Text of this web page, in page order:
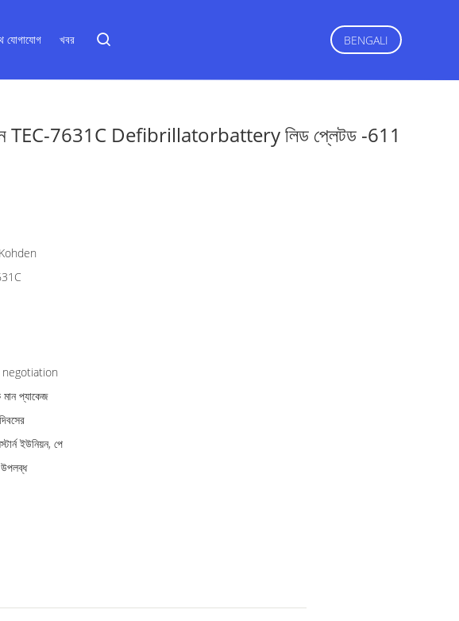
যোগাযোগ খবর BENGALI
TEC-7631C Defibrillatorbattery লিড প্লেটড -611
মান প্যাকেজ
ইউনিয়ন, পে